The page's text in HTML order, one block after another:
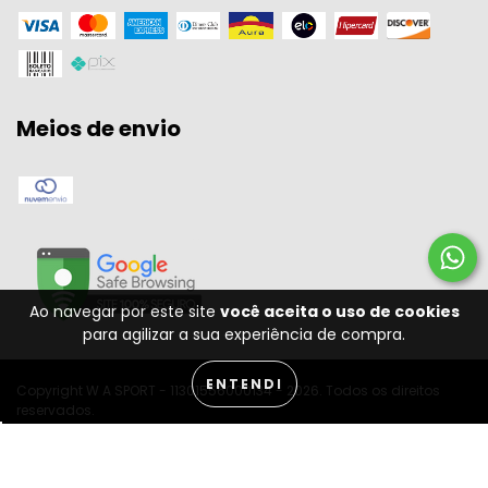
Ao navegar por este site você aceita o uso de cookies
para agilizar a sua experiência de compra.
ENTENDI
Meios de envio
Copyright W A SPORT - 11301556000134 - 2026. Todos os direitos
reservados.